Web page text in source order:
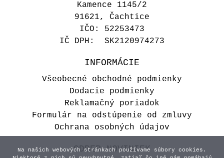
Kamence 1145/2
91621, Čachtice
IČO: 52253473
IČ DPH: SK2120974273
INFORMÁCIE
Všeobecné obchodné podmienky
Dodacie podmienky
Reklamačný poriadok
Formulár na odstúpenie od zmluvy
Ochrana osobných údajov
ODBER NOVINIEK
Na našich webových stránkach používame súbory cookies.